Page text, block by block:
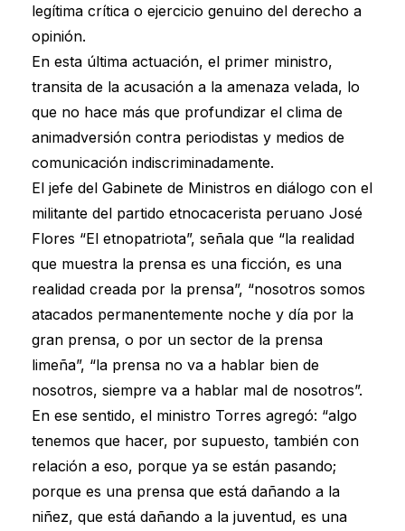
legítima crítica o ejercicio genuino del derecho a
opinión.
En esta última actuación, el primer ministro,
transita de la acusación a la amenaza velada, lo
que no hace más que profundizar el clima de
animadversión contra periodistas y medios de
comunicación indiscriminadamente.
El jefe del Gabinete de Ministros en diálogo con el
militante del partido etnocacerista peruano José
Flores “El etnopatriota”, señala que “la realidad
que muestra la prensa es una ficción, es una
realidad creada por la prensa”, “nosotros somos
atacados permanentemente noche y día por la
gran prensa, o por un sector de la prensa
limeña”, “la prensa no va a hablar bien de
nosotros, siempre va a hablar mal de nosotros”.
En ese sentido, el ministro Torres agregó: “algo
tenemos que hacer, por supuesto, también con
relación a eso, porque ya se están pasando;
porque es una prensa que está dañando a la
niñez, que está dañando a la juventud, es una